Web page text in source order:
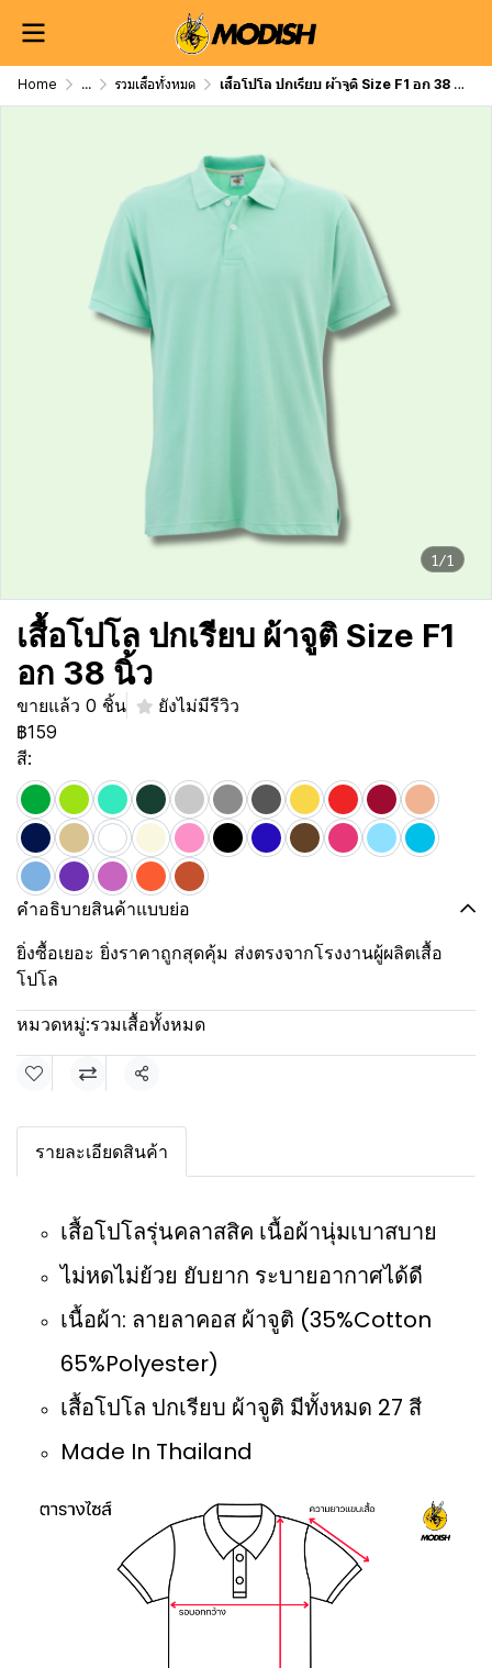
Home ... รวมเสื้อทั้งหมด เสื้อโปโล ปกเรียบ ผ้าจูติ Size F1 อก 38 นิ้ว
1/1
เสื้อโปโล ปกเรียบ ผ้าจูติ Size F1
อก 38 นิ้ว
ขายแล้ว 0 ชิ้น
ยังไม่มีรีวิว
฿159
สี:
คำอธิบายสินค้าแบบย่อ
ยิ่งซื้อเยอะ ยิ่งราคาถูกสุดคุ้ม ส่งตรงจากโรงงานผู้ผลิตเสื้อ
โปโล
หมวดหมู่:รวมเสื้อทั้งหมด
แชร์
รายละเอียดสินค้า
เสื้อโปโลรุ่นคลาสสิค เนื้อผ้านุ่มเบาสบาย
ไม่หดไม่ย้วย ยับยาก ระบายอากาศได้ดี
เนื้อผ้า: ลายลาคอส ผ้าจูติ (35%Cotton
65%Polyester)
เสื้อโปโล ปกเรียบ ผ้าจูติ มีทั้งหมด 27 สี
Made In Thailand